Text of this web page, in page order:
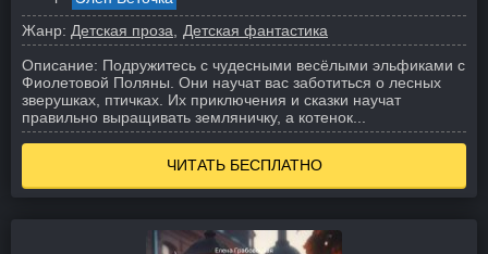
Жанр: Детская проза
Детская фантастика
Описание: Подружитесь с чудесными весёлыми эльфиками с
Фиолетовой Поляны. Они научат вас заботиться о лесных
зверушках, птичках. Их приключения и сказки научат
правильно выращивать земляничку, а котенок...
ЧИТАТЬ БЕСПЛАТНО